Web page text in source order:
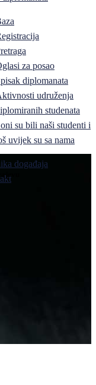
za posao
diplomanata
udruženja
studenata
su bili naši studenti i
uvijek su sa nama
događaja